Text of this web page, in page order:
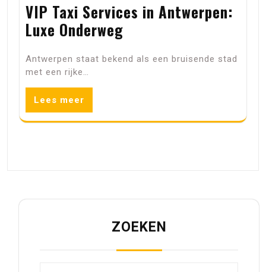
VIP Taxi Services in Antwerpen:
Luxe Onderweg
Antwerpen staat bekend als een bruisende stad
met een rijke…
Lees meer
ZOEKEN